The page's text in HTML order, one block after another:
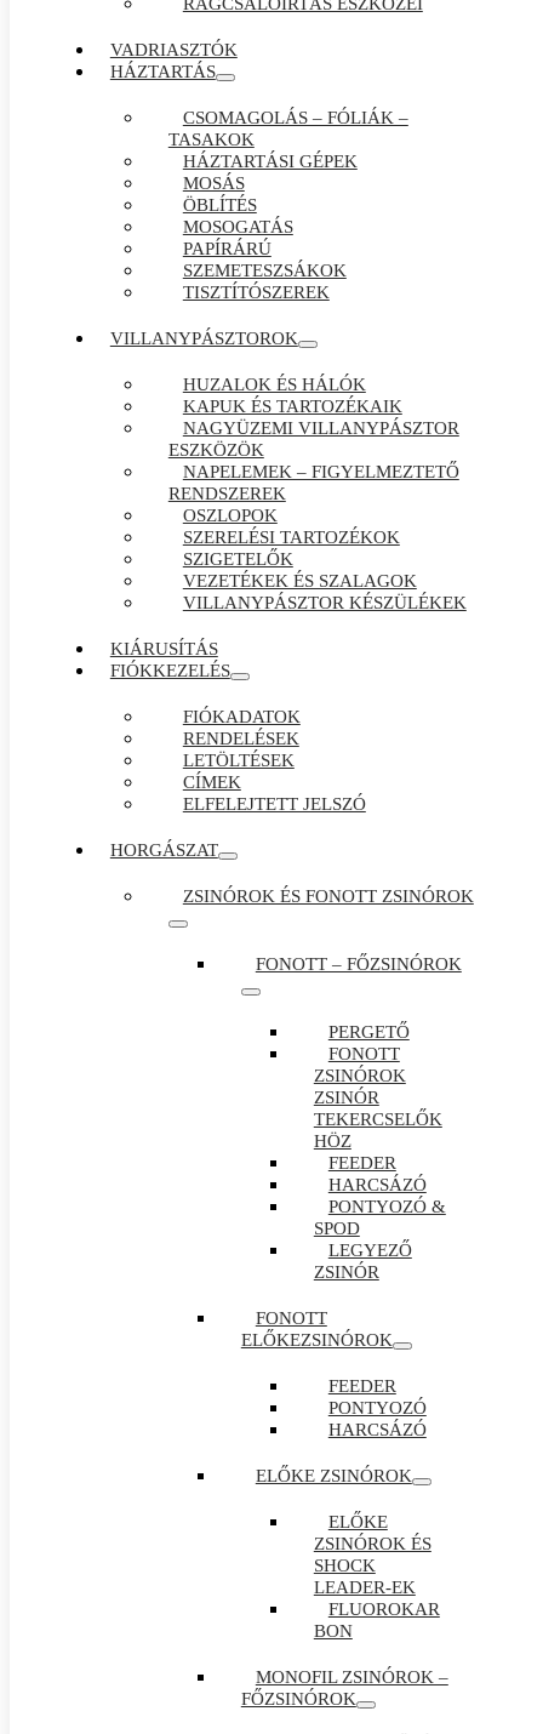
VADRIASZTÓK
HÁZTARTÁS
CSOMAGOLÁS – FÓLIÁK –
TASAKOK
HÁZTARTÁSI GÉPEK
MOSÁS
ÖBLÍTÉS
MOSOGATÁS
PAPÍRÁRÚ
SZEMETESZSÁKOK
TISZTÍTÓSZEREK
VILLANYPÁSZTOROK
HUZALOK ÉS HÁLÓK
KAPUK ÉS TARTOZÉKAIK
NAGYÜZEMI VILLANYPÁSZTOR
ESZKÖZÖK
NAPELEMEK – FIGYELMEZTETŐ
RENDSZEREK
OSZLOPOK
SZERELÉSI TARTOZÉKOK
SZIGETELŐK
VEZETÉKEK ÉS SZALAGOK
VILLANYPÁSZTOR KÉSZÜLÉKEK
KIÁRUSÍTÁS
FIÓKKEZELÉS
FIÓKADATOK
RENDELÉSEK
LETÖLTÉSEK
CÍMEK
ELFELEJTETT JELSZÓ
HORGÁSZAT
ZSINÓROK ÉS FONOTT ZSINÓROK
FONOTT – FŐZSINÓROK
PERGETŐ
FONOTT
ZSINÓROK
ZSINÓR
TEKERCSELŐK
HÖZ
FEEDER
HARCSÁZÓ
PONTYOZÓ &
SPOD
LEGYEZŐ
ZSINÓR
FONOTT
ELŐKEZSINÓROK
FEEDER
PONTYOZÓ
HARCSÁZÓ
ELŐKE ZSINÓROK
ELŐKE
ZSINÓROK ÉS
SHOCK
LEADER-EK
FLUOROKAR
BON
MONOFIL ZSINÓROK –
FŐZSINÓROK